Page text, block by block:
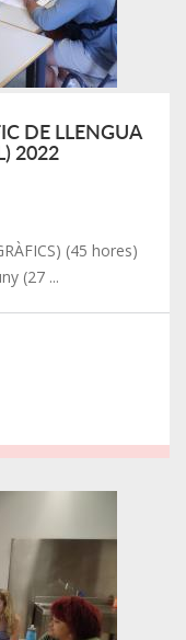
DE LLENGUA
2022
(45 hores)
(27 ...